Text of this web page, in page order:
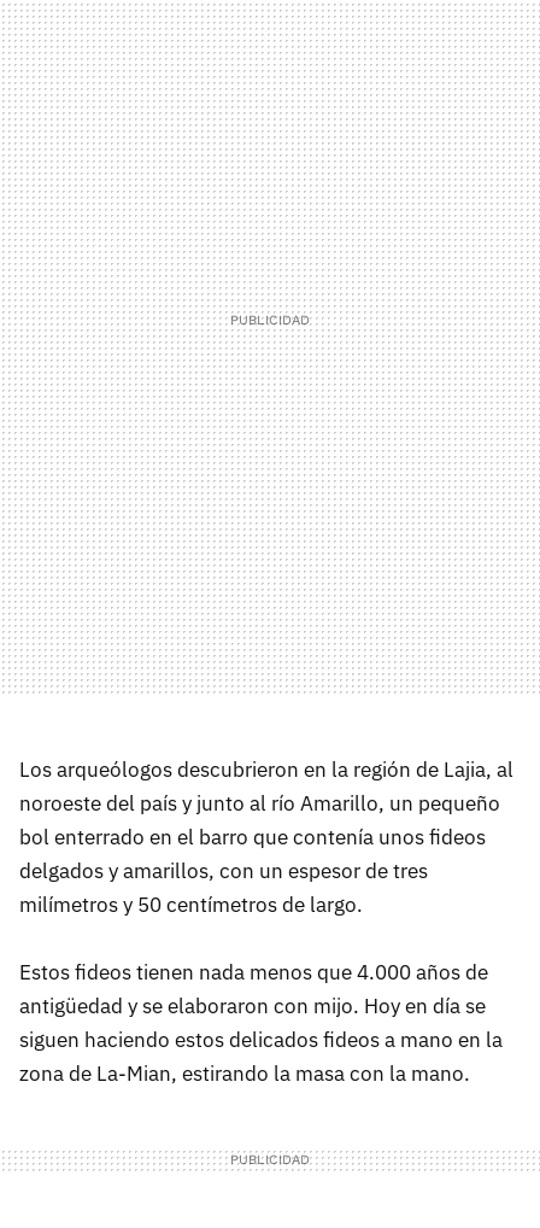
Los arqueólogos descubrieron en la región de Lajia, al
noroeste del país y junto al río Amarillo, un pequeño
bol enterrado en el barro que contenía unos fideos
delgados y amarillos, con un espesor de tres
milímetros y 50 centímetros de largo.
Estos fideos tienen nada menos que 4.000 años de
antigüedad y se elaboraron con mijo. Hoy en día se
siguen haciendo estos delicados fideos a mano en la
zona de La-Mian, estirando la masa con la mano.